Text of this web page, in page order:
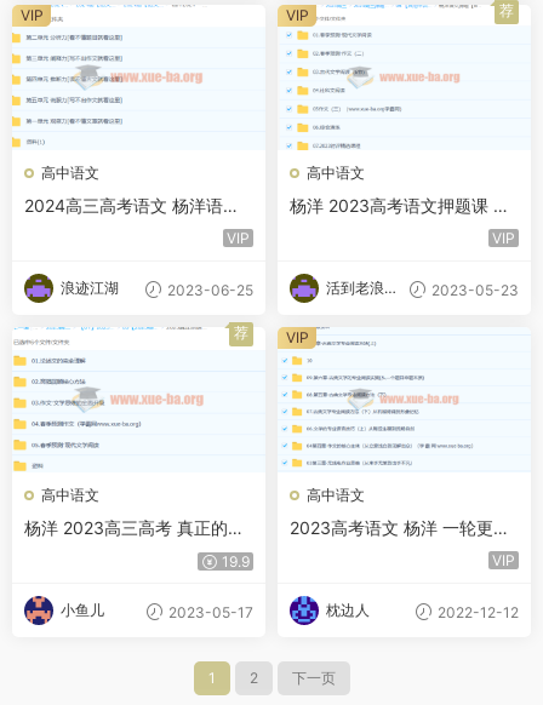
高中语文
2024高三高考语文 杨洋语文
VIP
浪迹江湖 2023-06-25
VIP
高中语文
杨洋 2023高考语文押题课 百
VIP
活到老浪到
2023-05-23
VIP 荐
高中语文
杨洋 2023高三高考 真正的语
19.9
小鱼儿 2023-05-17
荐
高中语文
2023高考语文 杨洋 一轮更新
VIP
枕边人 2022-12-12
VIP
1 2 下一页